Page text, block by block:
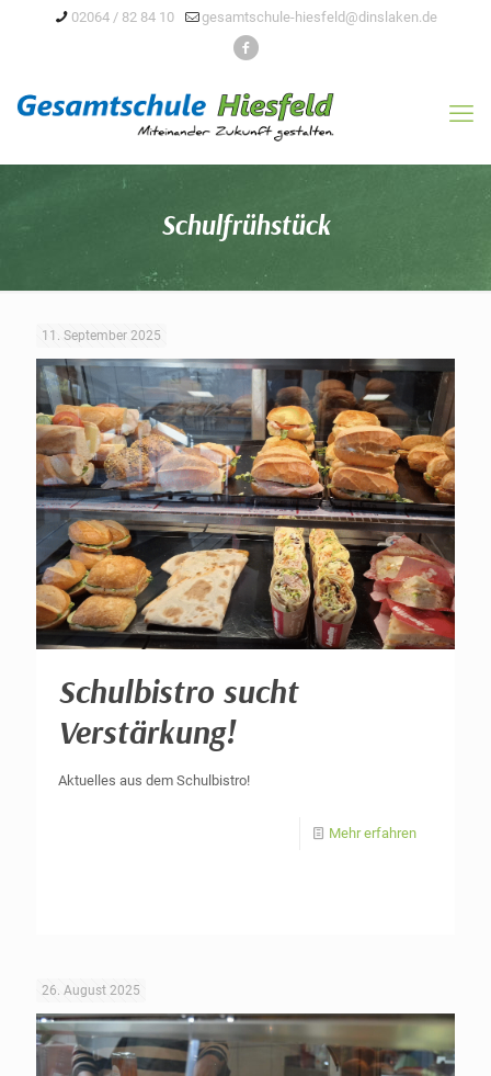
02064 / 82 84 10 gesamtschule-hiesfeld@dinslaken.de
Schulfrühstück
11. September 2025
Schulbistro sucht
Verstärkung!
Aktuelles aus dem Schulbistro!
Mehr erfahren
26. August 2025